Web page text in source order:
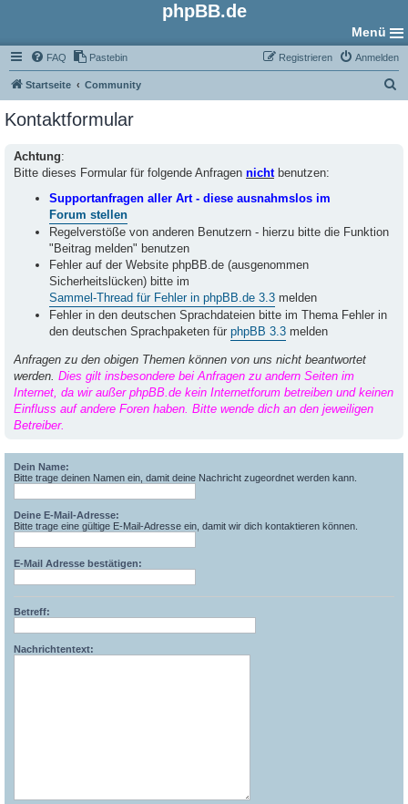
phpBB.de
Menü
FAQ Pastebin Anmelden
Registrieren
Startseite Community
Kontaktformular
Achtung:
Bitte dieses Formular für folgende Anfragen nichtbenutzen:
Supportanfragen aller Art - diese ausnahmslos im
Forum stellen
Regelverstöße von anderen Benutzern - hierzu bitte die Funktion
"Beitrag melden" benutzen
Fehler auf der Website phpBB.de (ausgenommen
Sicherheitslücken) bitte im
Sammel-Thread für Fehler in phpBB.de 3.3 melden
Fehler in den deutschen Sprachdateien bitte im Thema Fehler in
den deutschen Sprachpaketen für phpBB 3.3 melden
Anfragen zu den obigen Themen können von uns nicht beantwortet
werden. Dies gilt insbesondere bei Anfragen zu andern Seiten im
Internet, da wir außer phpBB.de kein Internetforum betreiben und keinen
Einfluss auf andere Foren haben. Bitte wende dich an den jeweiligen
Betreiber.
Dein Name:
Bitte trage deinen Namen ein, damit deine Nachricht zugeordnet werden kann.
Deine E-Mail-Adresse:
Bitte trage eine gültige E-Mail-Adresse ein, damit wir dich kontaktieren können.
E-Mail Adresse bestätigen:
Betreff:
Nachrichtentext: